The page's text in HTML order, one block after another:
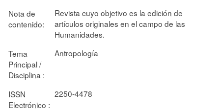
Nota de
contenido:
Revista cuyo objetivo es la edición de
artículos originales en el campo de las
Humanidades.
Tema
Principal /
Disciplina :
Antropología
ISSN
Electrónico :
2250-4478